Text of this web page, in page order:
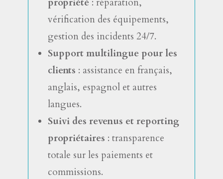
vérification des équipements,
gestion des incidents 24/7.
Support multilingue pour les
clients : assistance en français,
anglais, espagnol et autres
langues.
Suivi des revenus et reporting
propriétaires : transparence
totale sur les paiements et
commissions.